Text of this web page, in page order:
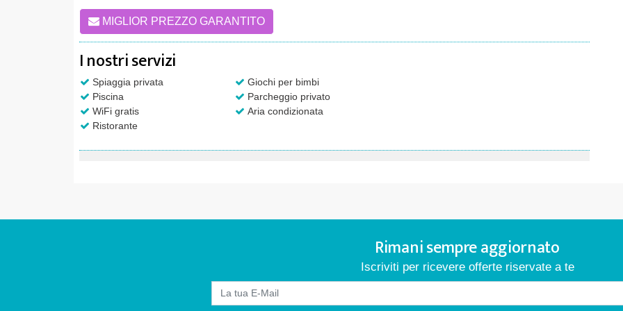
MIGLIOR PREZZO GARANTITO
I nostri servizi
Spiaggia privata
Giochi per bimbi
Piscina
Parcheggio privato
WiFi gratis
Aria condizionata
Ristorante
Rimani sempre aggiornato
Iscriviti per ricevere offerte riservate a te